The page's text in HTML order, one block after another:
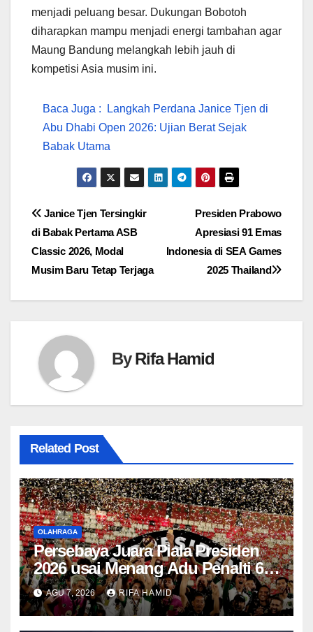
menjadi peluang besar. Dukungan Bobotoh
diharapkan mampu menjadi energi tambahan agar
Maung Bandung melangkah lebih jauh di
kompetisi Asia musim ini.
Baca Juga :
Langkah Perdana Janice Tjen di
Abu Dhabi Open 2026: Ujian Berat Sejak
Babak Utama
Navigasi
pos
Presiden Prabowo
Apresiasi 91 Emas
Indonesia di SEA Games
2025 Thailand
Janice Tjen Tersingkir
di Babak Pertama ASB
Classic 2026, Modal
Musim Baru Tetap Terjaga
ByRifa Hamid
Related Post
OLAHRAGA
Persebaya Juara Piala Presiden
2026 usai Menang Adu Penalti 6-5
atas Persib Bandung
AGU 7, 2026 RIFA HAMID